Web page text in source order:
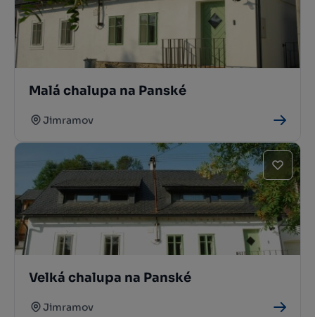
Malá chalupa na Panské
Jimramov
Velká chalupa na Panské
Jimramov